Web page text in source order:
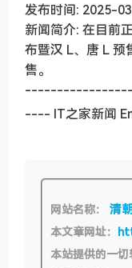
发布时间: 2025-
新闻简介: 在目前
布暨汉 L、唐 L 预
售。
---- IT之家新闻
网站名称： 清
本文章网址：
本站提供的一